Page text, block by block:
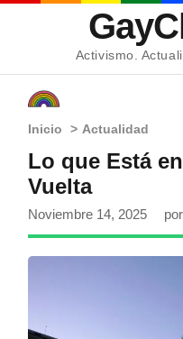
Activismo.
Inicio > Actualidad
Lo que Está
Vuelta
Noviembre 14, 2025